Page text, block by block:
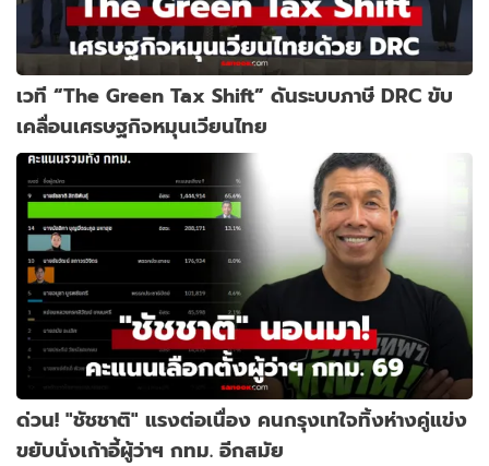
เวที “The Green Tax Shift” ดันระบบภาษี DRC ขับ
เคลื่อนเศรษฐกิจหมุนเวียนไทย
ด่วน! "ชัชชาติ" แรงต่อเนื่อง คนกรุงเทใจทิ้งห่างคู่แข่ง
ขยับนั่งเก้าอี้ผู้ว่าฯ กทม. อีกสมัย